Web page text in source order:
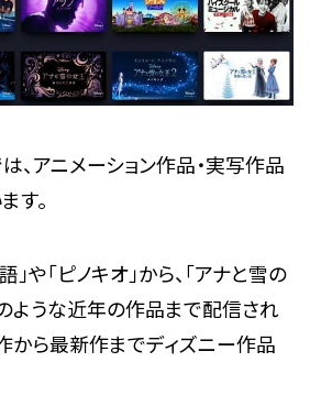
、アニメーション作品・実写作品
す。
や「ピノキオ」から、「アナと雪の
のような近年の作品まで配信され
から最新作までディズニー作品